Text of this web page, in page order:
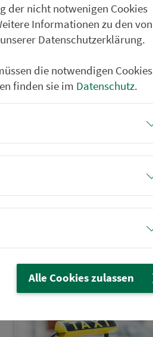
A540 An­ruf­sam­mel­taxi
Breitenbrunn,
auswählen
der nicht notwenigen Cookies
Informationen zu den
Datenschutzerklärung.
die notwendigen Cookies
finden sie im Datenschutz.
Alle Cookies zulassen